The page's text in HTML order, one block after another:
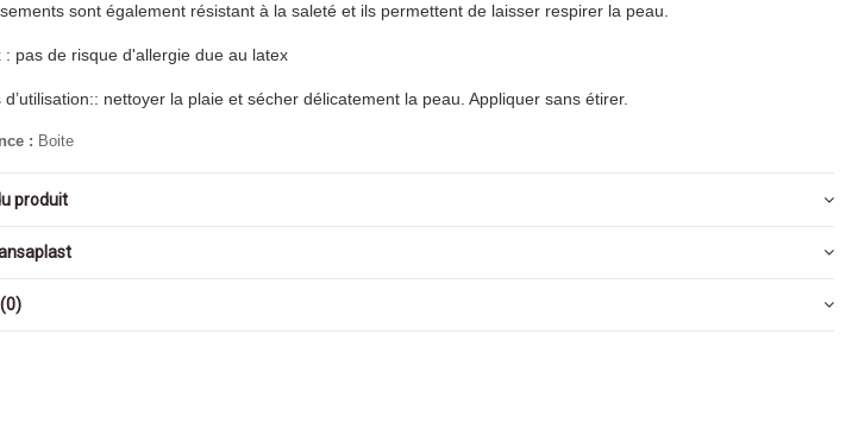
sont également résistant à la saleté et ils permettent de laisser respirer la peau.
: pas de risque d'allergie due au latex
d’utilisation:: nettoyer la plaie et sécher délicatement la peau. Appliquer sans étirer.
: Boite
produit
(0)